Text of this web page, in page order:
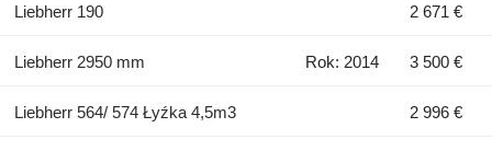
Liebherr 190 2 671 €
Liebherr 2950 mm Rok: 2014 3 500 €
Liebherr 564/ 574 Łyźka 4,5m3 2 996 €